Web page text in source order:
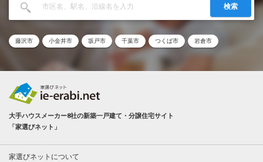
検索
藤沢市 小金井市 坂戸市 千葉市 つくば市 岩倉市
大手ハウスメーカー8社の新築一戸建て・分譲住宅サイト
「家選びネット」
家選びネットについて